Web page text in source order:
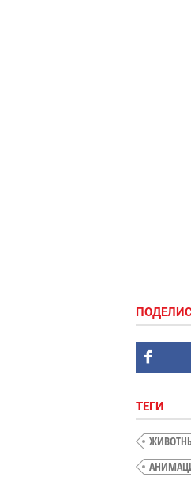
ТЕГИ